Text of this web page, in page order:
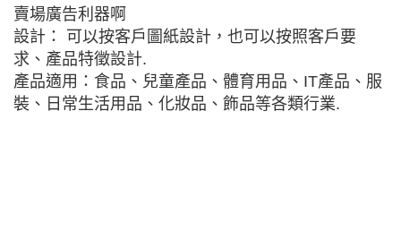
賣場廣告利器啊
設計： 可以按客戶圖紙設計，也可以按照客戶要
求、產品特徵設計.
產品適用：食品、兒童產品、體育用品、IT產品、服
裝、日常生活用品、化妝品、飾品等各類行業.